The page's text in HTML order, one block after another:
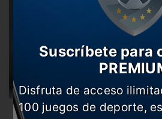
Enner Valencia, a detalles de
Suscríbete para
Disfruta de acceso
100 juegos de deporte,